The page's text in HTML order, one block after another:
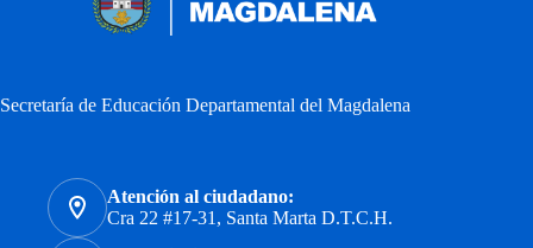
Secretaría de Educación Departamental del Magdalena
Atención al ciudadano:
Cra 22 #17-31, Santa Marta D.T.C.H.